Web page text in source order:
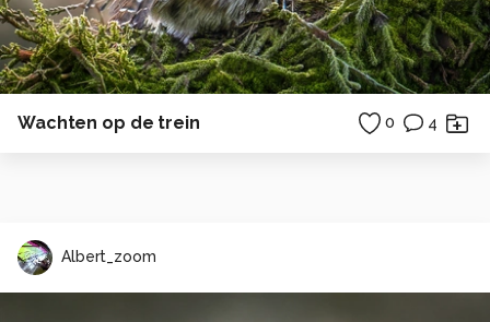
Wachten op de trein 0 4
Albert_zoom